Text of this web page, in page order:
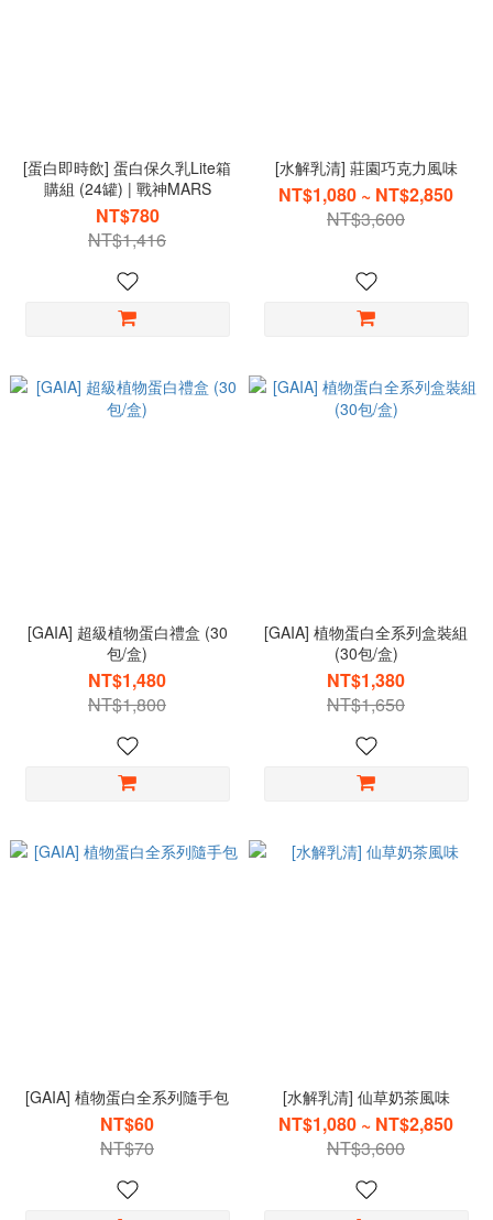
[蛋白即時飲] 蛋白保久乳Lite箱
購組 (24罐) | 戰神MARS
NT$780
NT$1,416
[水解乳清] 莊園巧克力風味
NT$1,080 ~ NT$2,850
NT$3,600
[GAIA] 超級植物蛋白禮盒 (30
包/盒)
NT$1,480
NT$1,800
[GAIA] 植物蛋白全系列盒裝組
(30包/盒)
NT$1,380
NT$1,650
[GAIA] 植物蛋白全系列隨手包
NT$60
NT$70
[水解乳清] 仙草奶茶風味
NT$1,080 ~ NT$2,850
NT$3,600